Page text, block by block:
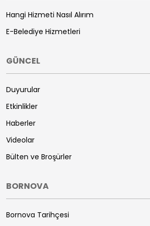
Hangi Hizmeti Nasıl Alırım
E-Belediye Hizmetleri
GÜNCEL
Duyurular
Etkinlikler
Haberler
Videolar
Bülten ve Broşürler
BORNOVA
Bornova Tarihçesi